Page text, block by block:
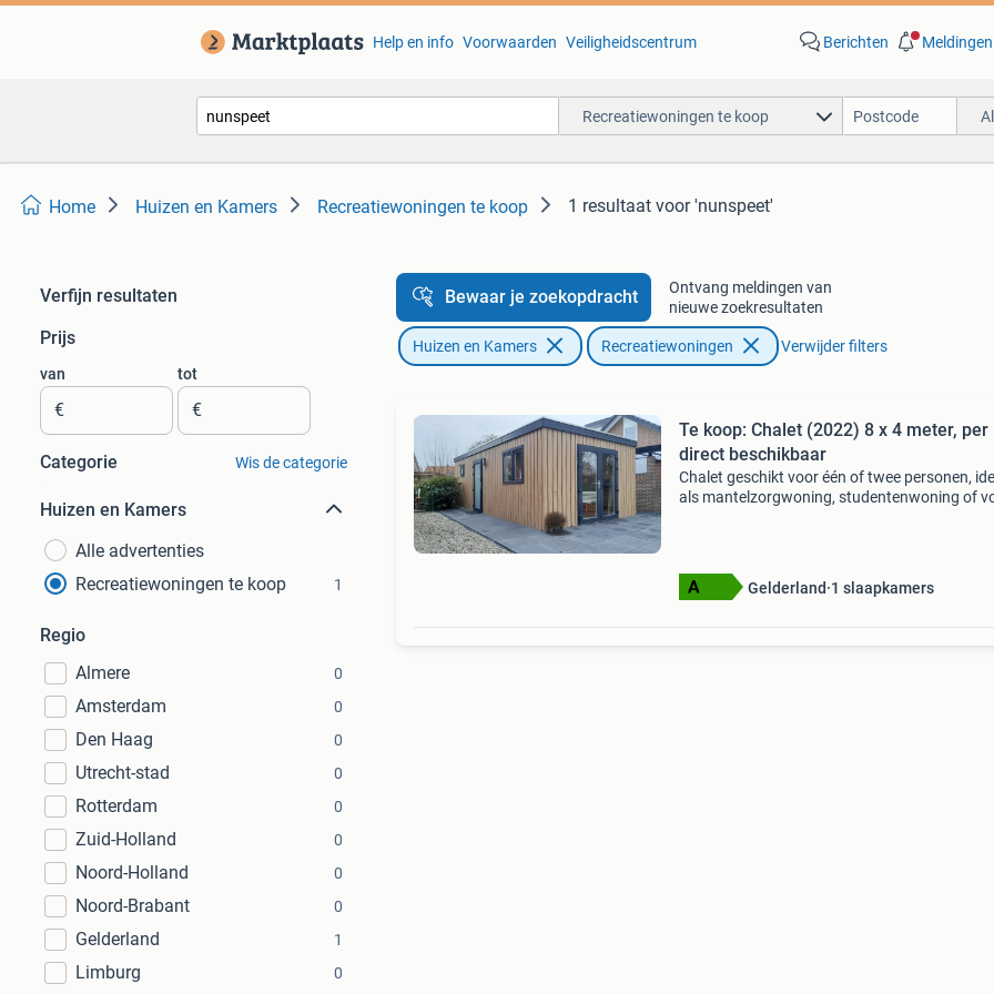
Help en info Voorwaarden Veiligheidscentrum Berichten Meldingen
Recreatiewoningen te koop
Home Huizen en Kamers Recreatiewoningen te koop 1 resultaat voor 'nunspeet'
Verfijn resultaten
Prijs
van
€
tot
€
Categorie Wis de categorie
Huizen en Kamers
Alle advertenties
Recreatiewoningen te koop
1
Regio
Almere
0
Amsterdam 0
Den Haag 0
Utrecht-stad 0
Rotterdam 0
Zuid-Holland 0
Noord-Holland 0
Noord-Brabant 0
Gelderland 1
Limburg 0
Bewaar je zoekopdracht
Ontvang meldingen van
nieuwe zoekresultaten
Huizen en Kamers Recreatiewoningen Verwijder filters
Te koop: Chalet (2022) 8 x 4 meter, per
direct beschikbaar
Chalet geschikt voor één of twee personen,
als mantelzorgwoning, studentenwoning of
Gelderland 1 slaapkamers